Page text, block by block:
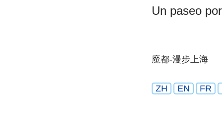
Un paseo
魔都-漫步上海
ZH EN FR